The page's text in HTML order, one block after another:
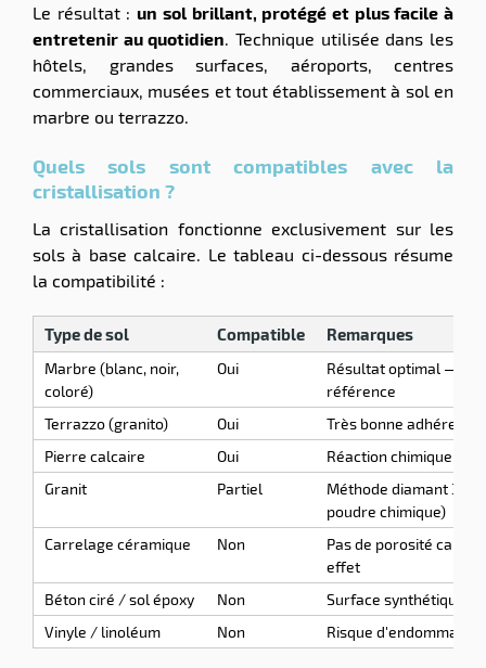
Le résultat : un sol brillant, protégé et plus facile à
entretenir au quotidien. Technique utilisée dans les
hôtels, grandes surfaces, aéroports, centres
commerciaux, musées et tout établissement à sol en
marbre ou terrazzo.
Quels sols sont compatibles avec la
cristallisation ?
La cristallisation fonctionne exclusivement sur les
sols à base calcaire. Le tableau ci-dessous résume
la compatibilité :
Type de sol Compatible Remarques
Marbre (blanc, noir,
coloré)
Oui
Résultat optimal —
référence
Terrazzo (granito)
Oui
Très bonne
Pierre calcaire
Oui
Réaction chimique
Granit
Partiel
Méthode diamant 3M
poudre chimique)
Carrelage céramique
Non
Pas de porosité
effet
Béton ciré / sol époxy
Non
Surface synthétique,
Vinyle / linoléum
Non Risque